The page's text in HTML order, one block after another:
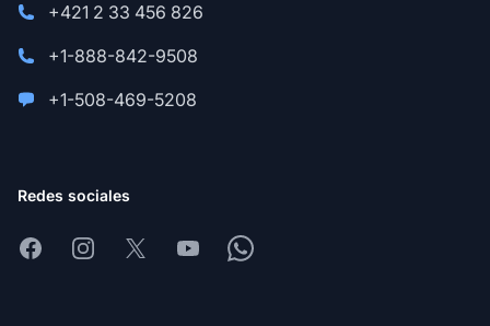
+421 2 33 456 826
+1-888-842-9508
+1-508-469-5208
Redes sociales
FacebookInstagram
X YoutubeWhatsapp